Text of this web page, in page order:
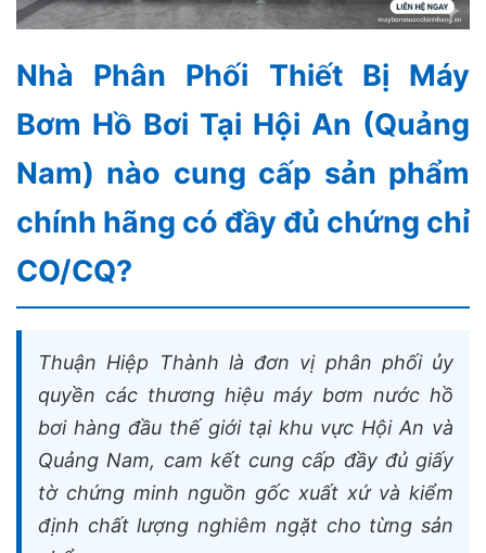
Nhà Phân Phối Thiết Bị Máy
Bơm Hồ Bơi Tại Hội An (Quảng
Nam) nào cung cấp sản phẩm
chính hãng có đầy đủ chứng chỉ
CO/CQ?
Thuận Hiệp Thành là đơn vị phân phối ủy
quyền các thương hiệu máy bơm nước hồ
bơi hàng đầu thế giới tại khu vực Hội An và
Quảng Nam, cam kết cung cấp đầy đủ giấy
tờ chứng minh nguồn gốc xuất xứ và kiểm
định chất lượng nghiêm ngặt cho từng sản